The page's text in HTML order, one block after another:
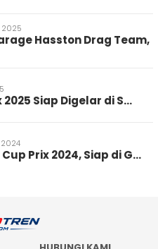
2025
Hasston Drag Team,
Siap Digelar di S…
2024
Prix 2024, Siap di G…